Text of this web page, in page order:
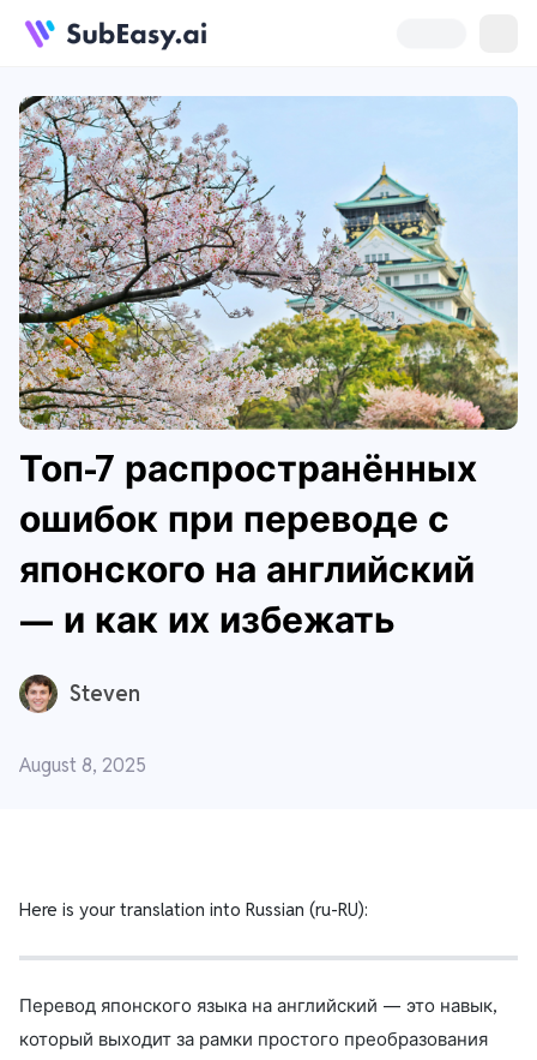
Топ-7 распространённых
ошибок при переводе с
японского на английский
— и как их избежать
Steven
August 8, 2025
Here is your translation into Russian (ru-RU):
Перевод японского языка на английский — это навык,
который выходит за рамки простого преобразования